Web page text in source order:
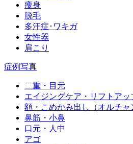
痩身
脱毛
多汗症･ワキガ
女性器
肩こり
症例写真
二重・目元
エイジングケア・リフトアッ
額・こめかみ出し（オルチャ
鼻筋・小鼻
口元・人中
アゴ